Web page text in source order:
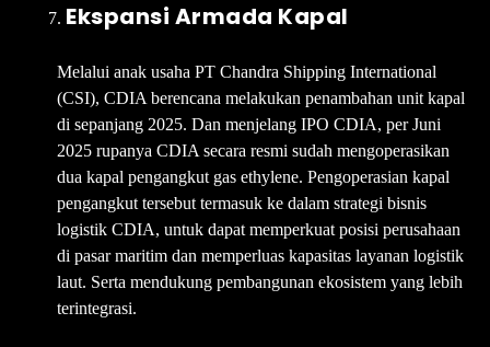
Ekspansi Armada Kapal
Melalui anak usaha PT Chandra Shipping International
(CSI), CDIA berencana melakukan penambahan unit kapal
di sepanjang 2025. Dan menjelang IPO CDIA, per Juni
2025 rupanya CDIA secara resmi sudah mengoperasikan
dua kapal pengangkut gas ethylene. Pengoperasian kapal
pengangkut tersebut termasuk ke dalam strategi bisnis
logistik CDIA, untuk dapat memperkuat posisi perusahaan
di pasar maritim dan memperluas kapasitas layanan logistik
laut. Serta mendukung pembangunan ekosistem yang lebih
terintegrasi.